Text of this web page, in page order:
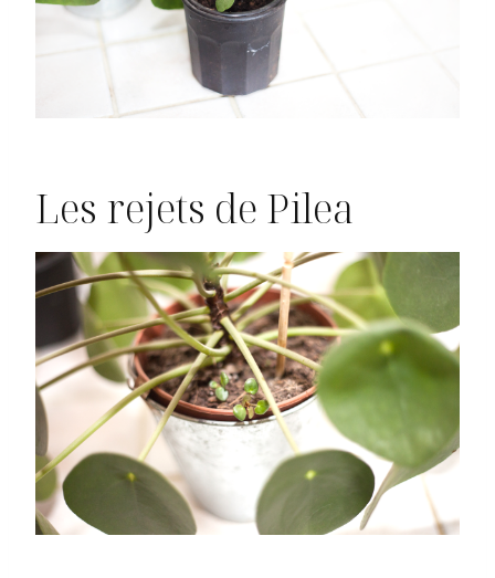
Les rejets de Pilea